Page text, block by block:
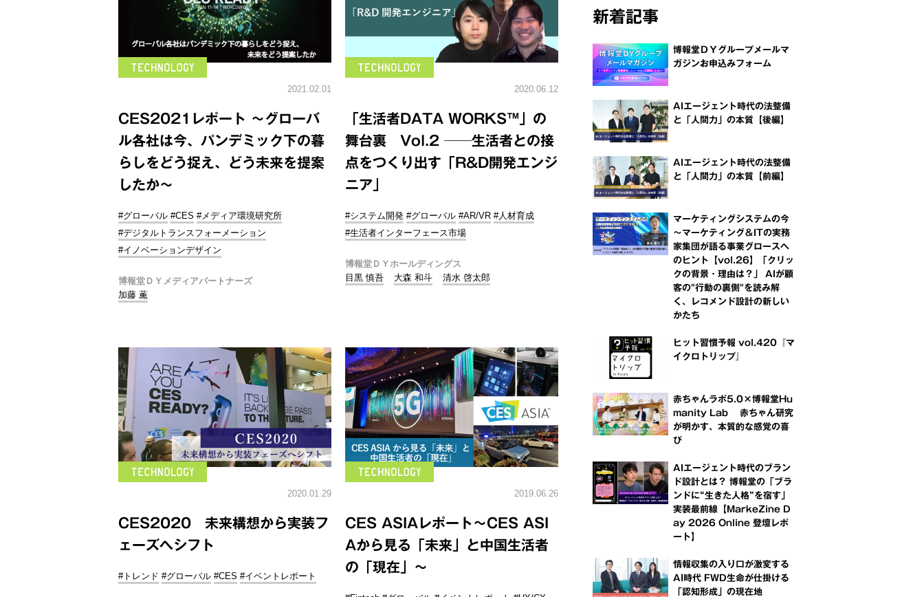
2021.02.01
CES2021レポート ～グローバ
ル各社は今、パンデミック下の暮
らしをどう捉え、どう未来を提案
したか～
#グローバル #CES #メディア環境研究所
#デジタルトランスフォーメーション
#イノベーションデザイン
博報堂ＤＹメディアパートナーズ
加藤 薫
2020.06.12
「生活者DATA WORKS™️」の
舞台裏 Vol.2 ──生活者との接
点をつくり出す「R&D開発エンジ
ニア」
#システム開発 #グローバル #AR/VR #人材育成
#生活者インターフェース市場
博報堂ＤＹホールディングス
目黒 慎吾
大森 和斗 清水 啓太郎
2020.01.29
CES2020 未来構想から実装フ
ェーズへシフト
#トレンド #グローバル #CES #イベントレポート
2019.06.26
CES ASIAレポート～CES ASI
Aから見る「未来」と中国生活者
の「現在」～
新着記事
博報堂ＤＹグループメールマ
ガジンお申込みフォーム
AIエージェント時代の法整備
と「人間力」の本質【後編】
AIエージェント時代の法整備
と「人間力」の本質【前編】
マーケティングシステムの今
～マーケティング＆ITの実務
家集団が語る事業グロースへ
のヒント【vol.26】「クリッ
クの背景・理由は？」 AIが顧
客の"行動の裏側"を読み解
く、レコメンド設計の新しい
かたち
ヒット習慣予報 vol.420『マ
イクロトリップ』
赤ちゃんラボ5.0×博報堂Hu
manity Lab 赤ちゃん研究
が明かす、本質的な感覚の喜
び
AIエージェント時代のブラン
ド設計とは？ 博報堂の「ブラ
ンドに“生きた人格”を宿す」
実装最前線【MarkeZine D
ay 2026 Online 登壇レポ
ート】
情報収集の入り口が激変する
AI時代 FWD生命が仕掛ける
「認知形成」の現在地